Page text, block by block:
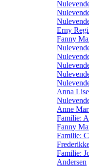
Erny
Fanny
Anna
Anne
Familie:
Fanny
Familie:
Familie:
Andersen